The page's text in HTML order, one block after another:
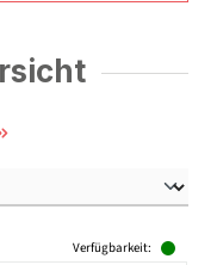
Verfügbarkeit: